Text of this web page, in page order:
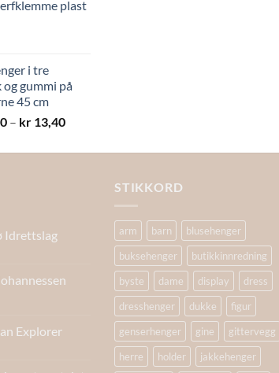
til
plast
i tre
og gummi på
45 cm
– kr 13,40Prisområde:
til
Idrettslag
Explorer
STIKKORD
arm barn
blusehenger
buksehenger
butikkinnredning
byste
dame display
dress
dresshenger
dukke
figur
genserhenger
gine
gittervegg
herre
holder jakkehenger